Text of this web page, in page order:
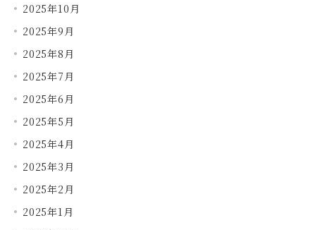
2025年10月
2025年9月
2025年8月
2025年7月
2025年6月
2025年5月
2025年4月
2025年3月
2025年2月
2025年1月